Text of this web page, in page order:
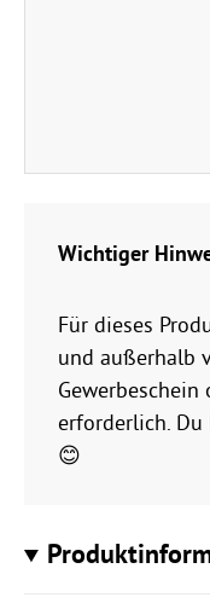
Wichtiger
Für dieses
und außerhalb
erforderlich. Du
😊